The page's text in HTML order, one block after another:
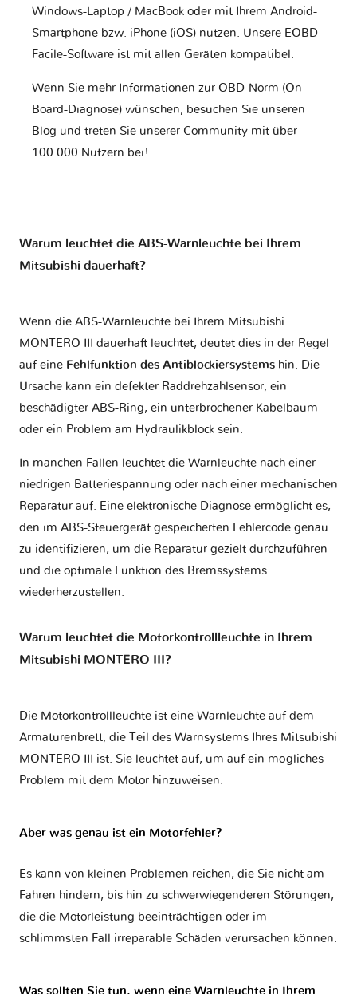
Windows-Laptop / MacBook oder mit Ihrem Android-
Smartphone bzw. iPhone (iOS) nutzen. Unsere EOBD-
Facile-Software ist mit allen Geräten kompatibel.
Wenn Sie mehr Informationen zur OBD-Norm (On-
Board-Diagnose) wünschen, besuchen Sie unseren
Blog und treten Sie unserer Community mit über
100.000 Nutzern bei!
Warum leuchtet die ABS-Warnleuchte bei Ihrem
Mitsubishi dauerhaft?
Wenn die ABS-Warnleuchte bei Ihrem Mitsubishi
MONTERO III dauerhaft leuchtet, deutet dies in der Regel
auf eine Fehlfunktion des Antiblockiersystems hin. Die
Ursache kann ein defekter Raddrehzahlsensor, ein
beschädigter ABS-Ring, ein unterbrochener Kabelbaum
oder ein Problem am Hydraulikblock sein.
In manchen Fällen leuchtet die Warnleuchte nach einer
niedrigen Batteriespannung oder nach einer mechanischen
Reparatur auf. Eine elektronische Diagnose ermöglicht es,
den im ABS-Steuergerät gespeicherten Fehlercode genau
zu identifizieren, um die Reparatur gezielt durchzuführen
und die optimale Funktion des Bremssystems
wiederherzustellen.
Warum leuchtet die Motorkontrollleuchte in Ihrem
Mitsubishi MONTERO III?
Die Motorkontrollleuchte ist eine Warnleuchte auf dem
Armaturenbrett, die Teil des Warnsystems Ihres Mitsubishi
MONTERO III ist. Sie leuchtet auf, um auf ein mögliches
Problem mit dem Motor hinzuweisen.
Aber was genau ist ein Motorfehler?
Es kann von kleinen Problemen reichen, die Sie nicht am
Fahren hindern, bis hin zu schwerwiegenderen Störungen,
die die Motorleistung beeinträchtigen oder im
schlimmsten Fall irreparable Schäden verursachen können.
Was sollten Sie tun, wenn eine Warnleuchte in Ihrem